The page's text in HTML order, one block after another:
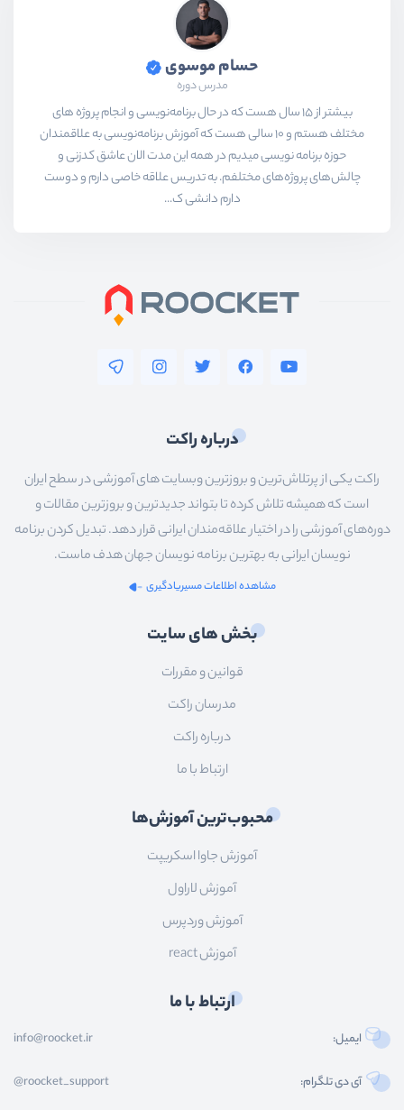
حسام موسوی
مدرس دوره
بیشتر از ۱۵ سال هست که در حال برنامه‌نویسی و انجام پروژه های
مختلف هستم و ۱۰ سالی هست که آموزش برنامه‌نویسی به علاقمندان
حوزه برنامه نویسی میدیم در همه این مدت الان عاشق کدزنی و
چالش‌های پروژه‌های مختلفم. به تدریس علاقه خاصی دارم و دوست
دارم دانشی ک...
درباره راکت
راکت یکی از پرتلاش‌ترین و بروزترین وبسایت های آموزشی در سطح ایران
است که همیشه تلاش کرده تا بتواند جدیدترین و بروزترین مقالات و
دوره‌های آموزشی را در اختیار علاقه‌مندان ایرانی قرار دهد. تبدیل کردن برنامه
نویسان ایرانی به بهترین برنامه نویسان جهان هدف ماست.
مشاهده اطلاعات مسیریادگیری
بخش های سایت
قوانین و مقررات
مدرسان راکت
درباره راکت
ارتباط با ما
محبوب‌ترین آموزش‌ها
آموزش جاوا اسکریپت
آموزش لاراول
آموزش وردپرس
آموزش react
ارتباط با ما
ایمیل: info@roocket.ir
آی دی تلگرام: @roocket_support